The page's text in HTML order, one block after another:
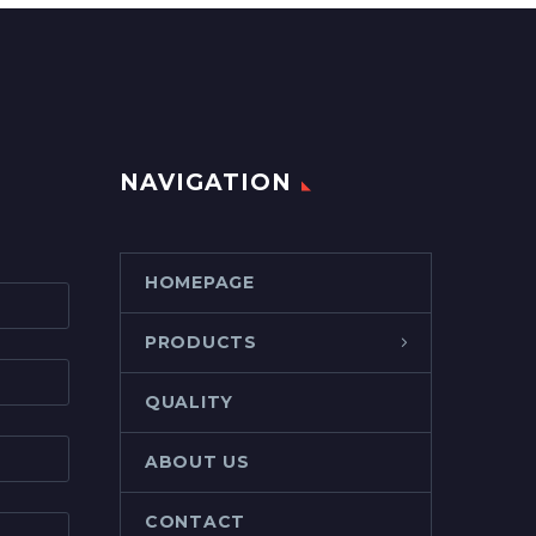
NAVIGATION
HOMEPAGE
PRODUCTS
QUALITY
ABOUT US
CONTACT